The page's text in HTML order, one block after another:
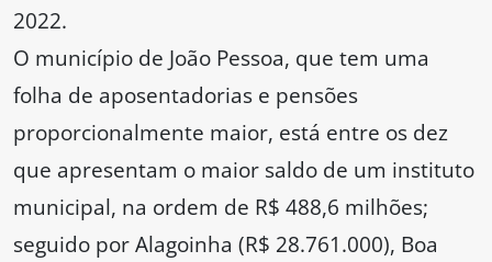
2022.
O município de João Pessoa, que tem uma
folha de aposentadorias e pensões
proporcionalmente maior, está entre os dez
que apresentam o maior saldo de um instituto
municipal, na ordem de R$ 488,6 milhões;
seguido por Alagoinha (R$ 28.761.000), Boa